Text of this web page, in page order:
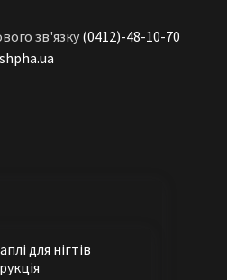
зв'язку (0412)-48-10-70
для нігтів